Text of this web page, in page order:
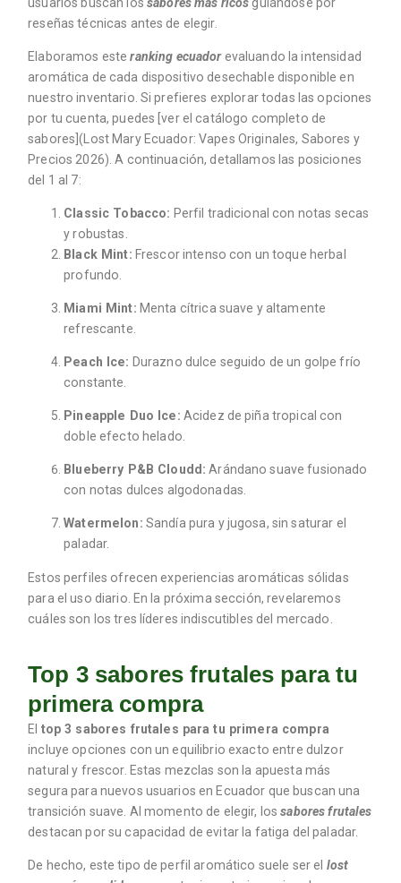
reseñas técnicas antes de elegir.
Elaboramos esteranking ecuadorevaluando la intensidad
aromática de cada dispositivo desechable disponible en
nuestro inventario. Si prefieres explorar todas las opciones
por tu cuenta, puedes [ver el catálogo completo de
sabores](Lost Mary Ecuador: Vapes Originales, Sabores y
Precios 2026). A continuación, detallamos las posiciones
del 1 al 7:
Classic Tobacco: Perfil tradicional con notas secas
y robustas.
Black Mint: Frescor intenso con un toque herbal
profundo.
Miami Mint: Menta cítrica suave y altamente
refrescante.
Peach Ice: Durazno dulce seguido de un golpe frío
constante.
Pineapple Duo Ice: Acidez de piña tropical con
doble efecto helado.
Blueberry P&B Cloudd: Arándano suave fusionado
con notas dulces algodonadas.
Watermelon: Sandía pura y jugosa, sin saturar el
paladar.
Estos perfiles ofrecen experiencias aromáticas sólidas
para el uso diario. En la próxima sección, revelaremos
cuáles son los tres líderes indiscutibles del mercado.
Top 3 sabores frutales para tu
primera compra
El top 3 sabores frutales para tu primera compra
incluye opciones con un equilibrio exacto entre dulzor
natural y frescor. Estas mezclas son la apuesta más
segura para nuevos usuarios en Ecuador que buscan una
transición suave. Al momento de elegir, lossabores frutales
destacan por su capacidad de evitar la fatiga del paladar.
De hecho, este tipo de perfil aromático suele ser el lost